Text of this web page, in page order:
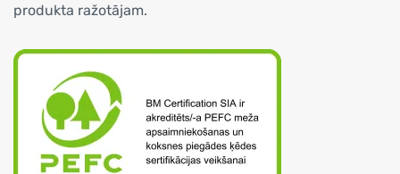
produkta ražotājam.